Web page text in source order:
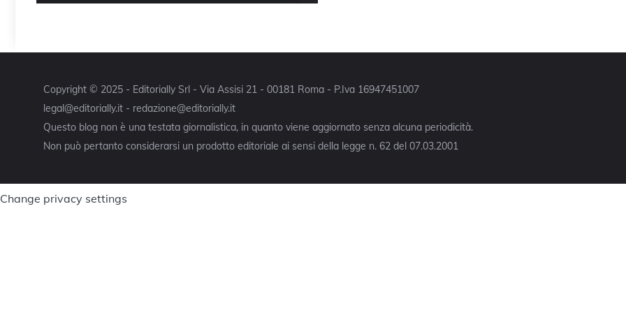
Copyright © 2025 - Editorially Srl - Via Assisi 21 - 00181 Roma - P.Iva 16947451007
legal@editorially.it - redazione@editorially.it
Questo blog non è una testata giornalistica, in quanto viene aggiornato senza alcuna periodicità.
Non può pertanto considerarsi un prodotto editoriale ai sensi della legge n. 62 del 07.03.2001
Change privacy settings